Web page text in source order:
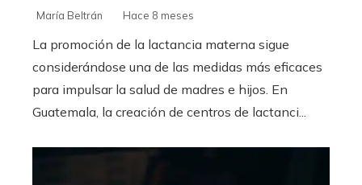
María Beltrán Hace 8 meses
La promoción de la lactancia materna sigue
considerándose una de las medidas más eficaces
para impulsar la salud de madres e hijos. En
Guatemala, la creación de centros de lactanci...